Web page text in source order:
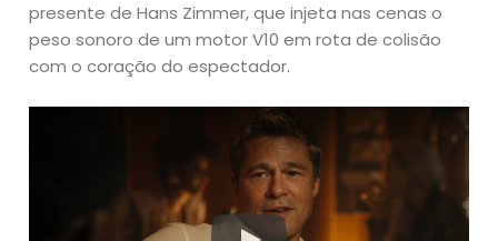
presente de Hans Zimmer, que injeta nas cenas o
peso sonoro de um motor V10 em rota de colisão
com o coração do espectador.